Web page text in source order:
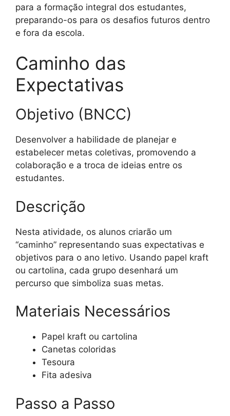
para a formação integral dos estudantes,
preparando-os para os desafios futuros dentro
e fora da escola.
Caminho das
Expectativas
Objetivo (BNCC)
Desenvolver a habilidade de planejar e
estabelecer metas coletivas, promovendo a
colaboração e a troca de ideias entre os
estudantes.
Descrição
Nesta atividade, os alunos criarão um
“caminho” representando suas expectativas e
objetivos para o ano letivo. Usando papel kraft
ou cartolina, cada grupo desenhará um
percurso que simboliza suas metas.
Materiais Necessários
Papel kraft ou cartolina
Canetas coloridas
Tesoura
Fita adesiva
Passo a Passo